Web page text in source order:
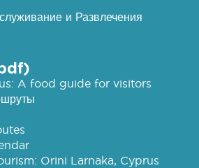
и Развлечения
A food guide for visitors
Orini Larnaka, Cyprus